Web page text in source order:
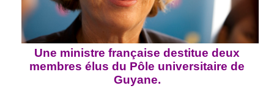
Une ministre française destitue deux
membres élus du Pôle universitaire de
Guyane.